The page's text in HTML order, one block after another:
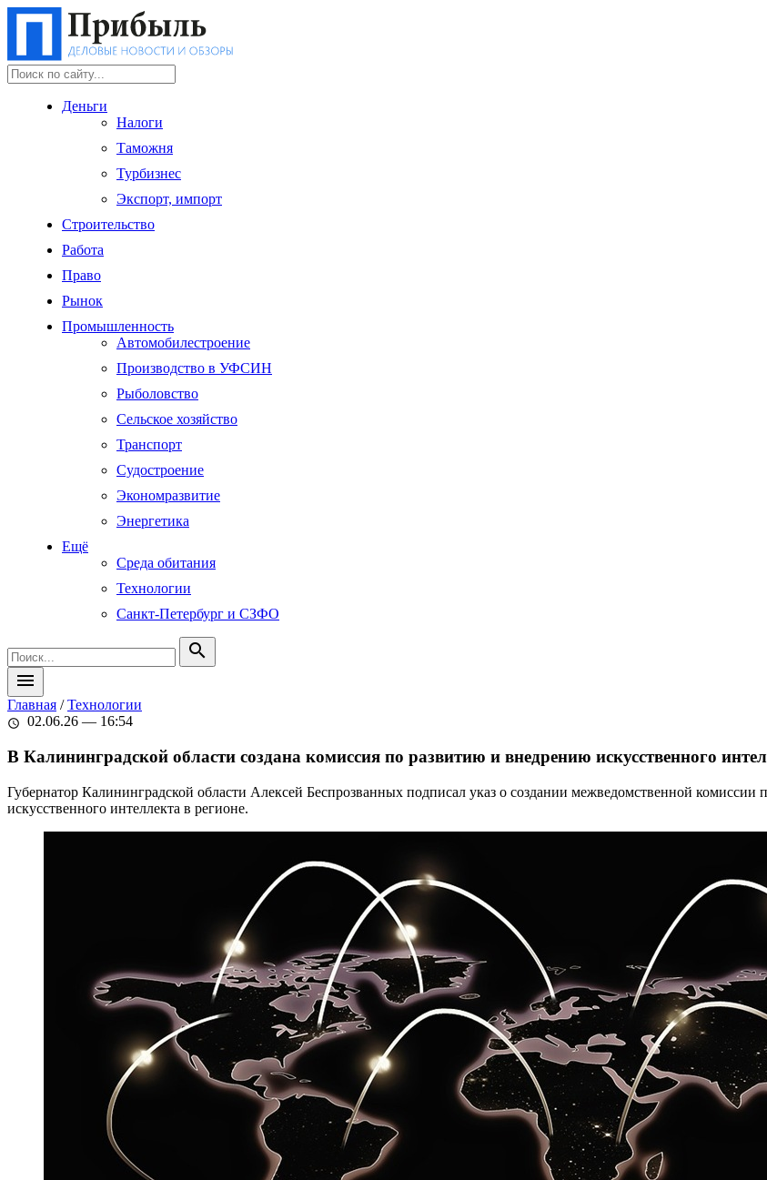
Деньги
Налоги
Таможня
Турбизнес
Экспорт, импорт
Строительство
Работа
Право
Рынок
Промышленность
Автомобилестроение
Производство в УФСИН
Рыболовство
Сельское хозяйство
Транспорт
Судостроение
Экономразвитие
Энергетика
Ещё
Среда обитания
Технологии
Санкт-Петербург и СЗФО
search
menu
Главная /Технологии
schedule 02.06.26 — 16:54
В Калининградской области создана комиссия по развитию и внедрению искусственного
Губернатор Калининградской области Алексей Беспрозванных подписал указ о создании межведомственной комиссии
искусственного интеллекта в регионе.